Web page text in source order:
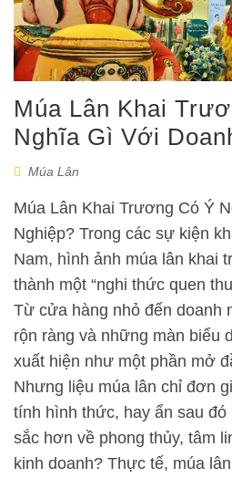
Múa Lân Khai
Nghĩa Gì Với
Múa Lân
Múa Lân Khai Trương Có Ý
Nghiệp? Trong các sự kiện
Nam, hình ảnh múa lân khai
thành một “nghi thức quen
Từ cửa hàng nhỏ đến doanh
rộn ràng và những màn biểu
xuất hiện như một phần mở
Nhưng liệu múa lân chỉ đơn
tính hình thức, hay ẩn sau đó
sắc hơn về phong thủy, tâm
kinh doanh? Thực tế, múa